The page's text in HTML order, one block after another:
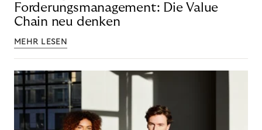
Forderungsmanagement: Die Value
Chain neu denken
MEHR LESEN